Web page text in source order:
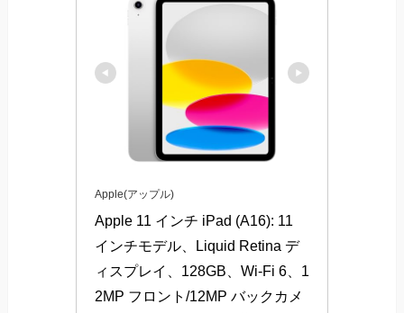
Apple(アップル)
Apple 11 インチ iPad (A16): 11
インチモデル、Liquid Retina デ
ィスプレイ、128GB、Wi-Fi 6、1
2MP フロント/12MP バックカメ